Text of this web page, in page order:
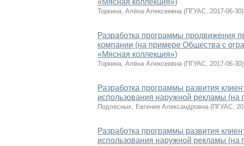
«Мясная коллекция»)
Торкина, Алёна Алексеевна (ПГУАС, 2017-06-30)
Разработка программы продвижения
компании (на примере Общества с
«Мясная коллекция»)
Торкина, Алёна Алексеевна (ПГУАС, 2017-06-30)
Разработка программы развития
использования наружной рекламы
Подлесных, Евгения Александровна (ПГУАС,
Разработка программы развития
использования наружной рекламы